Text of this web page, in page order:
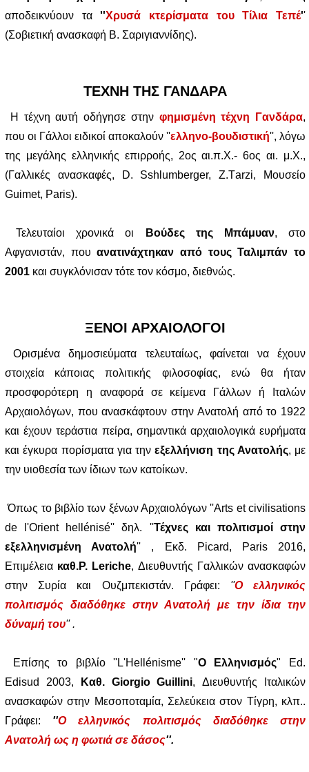
αποδεικνύουν τα''Χρυσά κτερίσματα του Τίλια Τεπέ''
(Σοβιετική ανασκαφή Β. Σαριγιαννίδης).
ΤΕΧΝΗ ΤΗΣ ΓΑΝΔΑΡΑ
Η τέχνη αυτή οδήγησε στην φημισμένη τέχνη Γανδάρα,
που οι Γάλλοι ειδικοί αποκαλούν ''ελληνο-βουδιστική'', λόγω
της μεγάλης ελληνικής επιρροής, 2ος αι.π.Χ.- 6ος αι. μ.Χ.,
(Γαλλικές ανασκαφές, D. Sshlumberger, Ζ.Τarzi, Μουσείο
Guimet, Paris).
Τελευταίοι χρονικά οι Βούδες της Μπάμυαν, στο
Αφγανιστάν, πουανατινάχτηκαν από τους Ταλιμπάν το
2001 και συγκλόνισαν τότε τον κόσμο, διεθνώς.
ΞΕΝΟΙ ΑΡΧΑΙΟΛΟΓΟΙ
Ορισμένα δημοσιεύματα τελευταίως, φαίνεται να έχουν
στοιχεία κάποιας πολιτικής φιλοσοφίας, ενώ θα ήταν
προσφορότερη η αναφορά σε κείμενα Γάλλων ή Ιταλών
Αρχαιολόγων, που ανασκάφτουν στην Ανατολή από το 1922
και έχουν τεράστια πείρα, σημαντικά αρχαιολογικά ευρήματα
και έγκυρα πορίσματα για τηνεξελλήνιση της Ανατολής, με
την υιοθεσία των ίδιων των κατοίκων.
Όπως το βιβλίο των ξένων Αρχαιολόγων ''Arts et civilisations
de l'Orient hellénisé'' δηλ. ''Τέχνες και πολιτισμοί στην
εξελληνισμένη Ανατολή'' , Εκδ. Picard, Paris 2016,
Επιμέλεια καθ.P. Leriche, Διευθυντής Γαλλικών ανασκαφών
στην Συρία και Ουζμπεκιστάν. Γράφει: ''Ο ελληνικός
πολιτισμός διαδόθηκε στην Ανατολή με την ίδια την
δύναμή του'' .
Επίσης το βιβλίο ''L'Hellénisme'' "Ο Ελληνισμός" Ed.
Edisud 2003,
Καθ. Giorgio Guillini, Διευθυντής Ιταλικών
ανασκαφών στην Μεσοποταμία, Σελεύκεια στον Τίγρη, κλπ..
Γράφει: ''Ο ελληνικός πολιτισμός διαδόθηκε στην
Ανατολή ως η φωτιά σε δάσος''.